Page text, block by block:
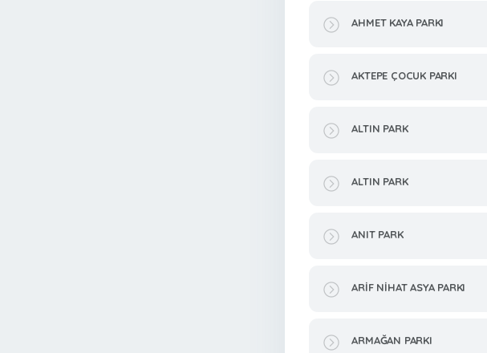
AHMET KAYA PARKI
AKTEPE ÇOCUK PARKI
ALTIN PARK
ALTIN PARK
ANIT PARK
ARİF NİHAT ASYA PARKI
ARMAĞAN PARKI